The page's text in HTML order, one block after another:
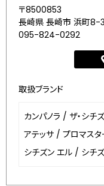
〒8500853
長崎県 長崎市 浜町8-
095-824-0292
取扱ブランド
カンパノラ / ザ・シチ
アテッサ / プロマスタ
シチズン エル / シチ